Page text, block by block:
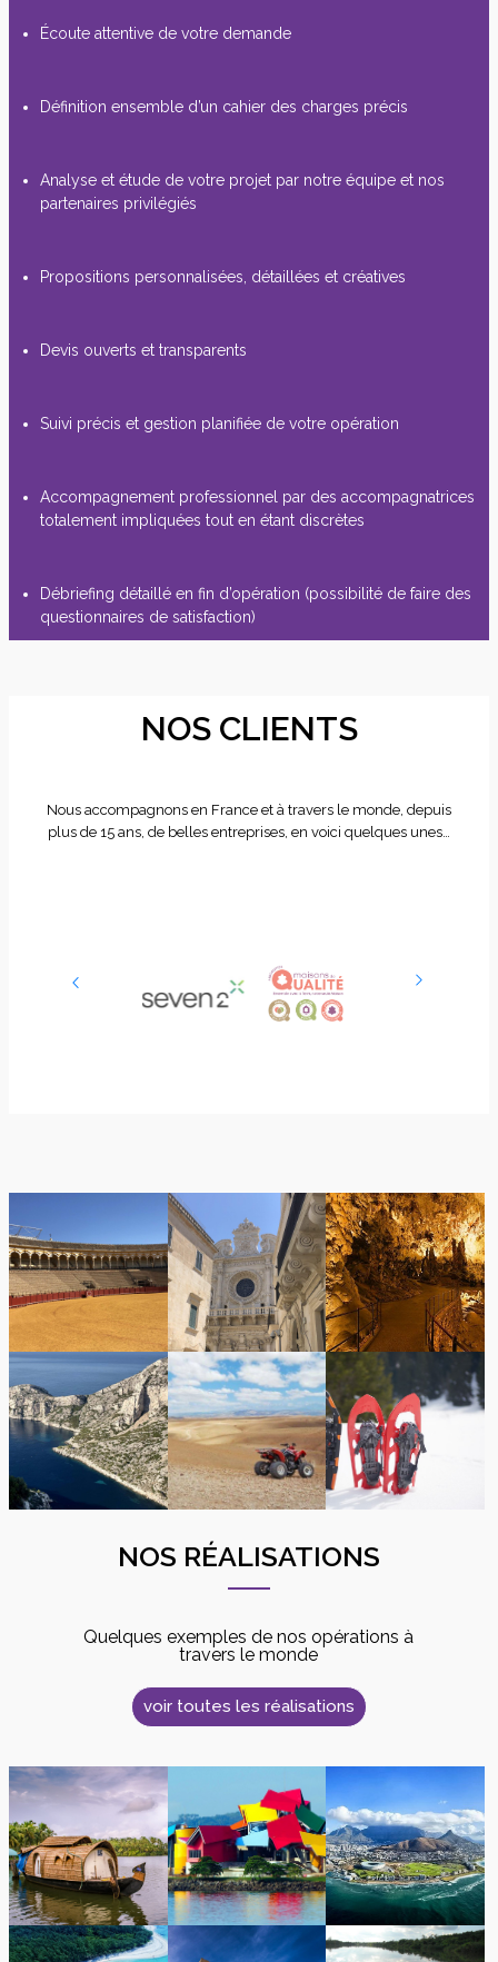
Écoute attentive de votre demande
Définition ensemble d’un cahier des charges précis
Analyse et étude de votre projet par notre équipe et nos
partenaires privilégiés
Propositions personnalisées, détaillées et créatives
Devis ouverts et transparents
Suivi précis et gestion planifiée de votre opération
Accompagnement professionnel par des accompagnatrices
totalement impliquées tout en étant discrètes
Débriefing détaillé en fin d’opération (possibilité de faire des
questionnaires de satisfaction)
NOS CLIENTS
Nous accompagnons en France et à travers le monde, depuis
plus de 15 ans, de belles entreprises, en voici quelques unes…
NOS RÉALISATIONS
Quelques exemples de nos opérations à
travers le monde
voir toutes les réalisations